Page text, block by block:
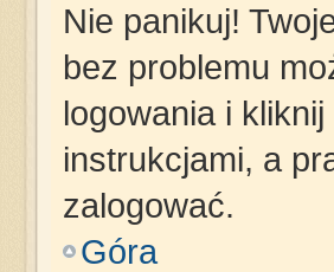
Nie panikuj!
bez problemu
logowania i
instrukcjami, a
zalogować.
Góra